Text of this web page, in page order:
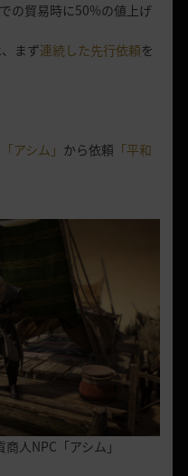
の貿易時に50%の値上げ
まず連続した先行依頼を
「アシム」 から依頼 「平和
人NPC「アシム」